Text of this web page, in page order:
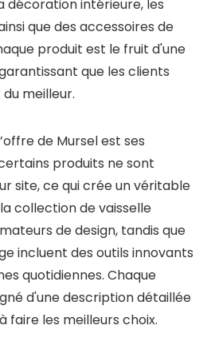
décoration intérieure, les
que des accessoires de
produit est le fruit d'une
que les clients
meilleur.
de Mursel est ses
produits ne sont
site, ce qui crée un véritable
collection de vaisselle
de design, tandis que
incluent des outils innovants
quotidiennes. Chaque
d'une description détaillée
faire les meilleurs choix.